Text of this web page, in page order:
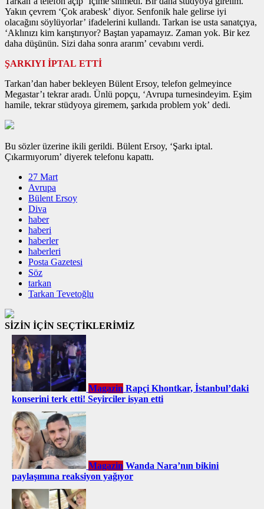
Yakın çevrem ‘Çok arabesk’ diyor. Senfonik hale gelirse iyi
olacağını söylüyorlar’ ifadelerini kullandı. Tarkan ise usta sanatçıya,
‘Aklınızı kim karıştırıyor? Baştan yapamayız. Zaman yok. Bir kez
daha düşünün. Sizi daha sonra ararım’ cevabını verdi.
ŞARKIYI İPTAL ETTİ
Tarkan’dan haber bekleyen Bülent Ersoy, telefon gelmeyince
Megastar’ı tekrar aradı. Ünlü popçu, ‘Avrupa turnesindeyim. Eşim
hamile, tekrar stüdyoya giremem, şarkıda problem yok’ dedi.
Bu sözler üzerine ikili gerildi. Bülent Ersoy, ‘Şarkı iptal.
Çıkarmıyorum’ diyerek telefonu kapattı.
27 Mart
Avrupa
Bülent Ersoy
Diva
haber
haberi
haberler
haberleri
Posta Gazetesi
Söz
tarkan
Tarkan Tevetoğlu
SİZİN İÇİN SEÇTİKLERİMİZ
Magazin Rapçi Khontkar, İstanbul’daki
konserini terk etti! Seyirciler isyan etti
Magazin Wanda Nara’nın bikini
paylaşımına reaksiyon yağıyor